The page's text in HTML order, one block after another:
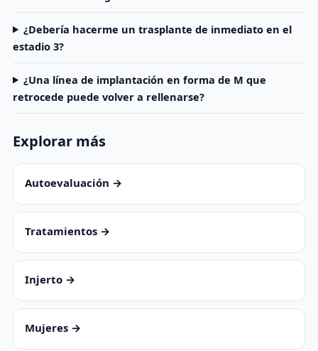
¿Debería hacerme un trasplante de inmediato en el
estadio 3?
¿Una línea de implantación en forma de M que
retrocede puede volver a rellenarse?
Explorar más
Autoevaluación →
Tratamientos →
Injerto →
Mujeres →